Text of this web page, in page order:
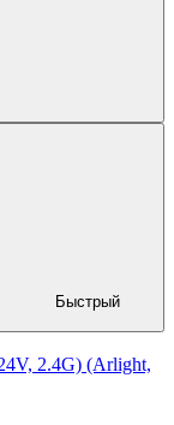
Быстрый
2.4G) (Arlight,